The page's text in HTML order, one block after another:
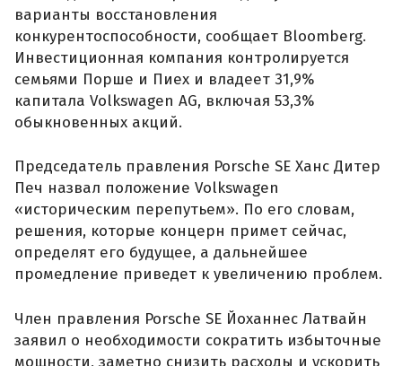
варианты восстановления
конкурентоспособности, сообщает Bloomberg.
Инвестиционная компания контролируется
семьями Порше и Пиех и владеет 31,9%
капитала Volkswagen AG, включая 53,3%
обыкновенных акций.
Председатель правления Porsche SE Ханс Дитер
Печ назвал положение Volkswagen
«историческим перепутьем». По его словам,
решения, которые концерн примет сейчас,
определят его будущее, а дальнейшее
промедление приведет к увеличению проблем.
Член правления Porsche SE Йоханнес Латвайн
заявил о необходимости сократить избыточные
мощности, заметно снизить расходы и ускорить